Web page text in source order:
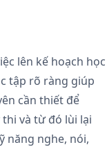
lên kế hoạch học
tập rõ ràng giúp
cần thiết để
và từ đó lùi lại
năng nghe, nói,